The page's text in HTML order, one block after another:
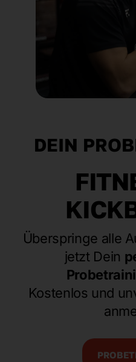
DEIN
Überspringe alle
jetzt Dein
Kostenlos und